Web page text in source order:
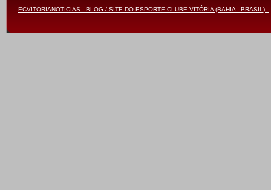
ECVITORIANOTICIAS - BLOG / SITE DO ESPORTE CLUBE VITÓRIA (BAHIA - BRASIL) -